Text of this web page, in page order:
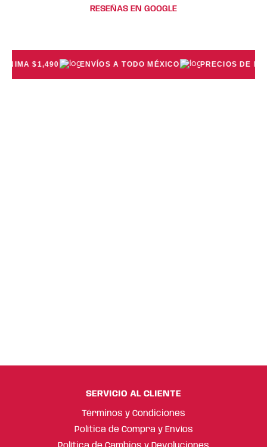
RESEÑAS EN GOOGLE
$1,490 ENVÍOS A TODO MÉXICO PRECIOS DE
SERVICIO AL CLIENTE
Términos y Condiciones
Política de Compra y Envíos